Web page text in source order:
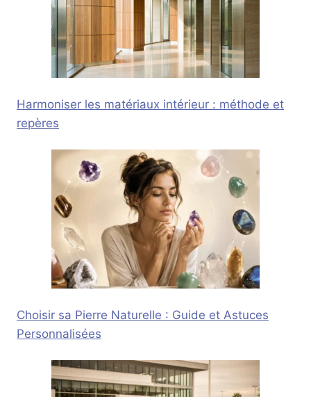
Harmoniser les matériaux intérieur : méthode et
repères
Choisir sa Pierre Naturelle : Guide et Astuces
Personnalisées